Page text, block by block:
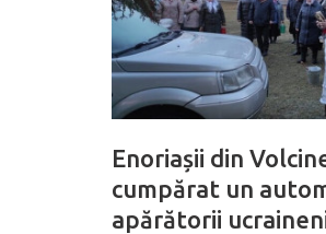
Enoriașii din
cumpărat un
apărătorii